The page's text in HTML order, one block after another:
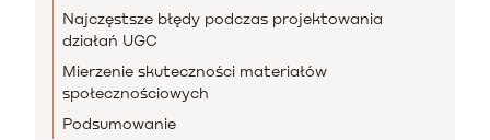
Najczęstsze błędy podczas projektowania
działań UGC
Mierzenie skuteczności materiałów
społecznościowych
Podsumowanie